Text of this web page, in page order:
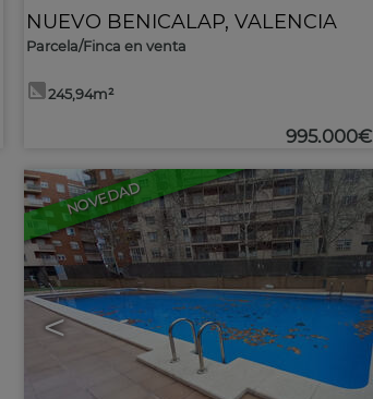
NUEVO BENICALAP, VALENCIA
Parcela/Finca en venta
245,94m²
995.000€
NOVEDAD
<